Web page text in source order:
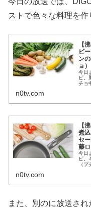
ストで色々な料理を作
【
ビ
ン
ョ
今日
ピ。
チョ
n0tv.com
【
煮
セ
藤ロ
今日
ピ。
（
n0tv.com
また、別のに放送さ